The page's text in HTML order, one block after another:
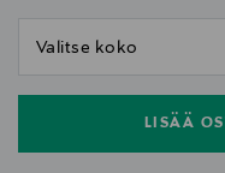
LISÄÄ